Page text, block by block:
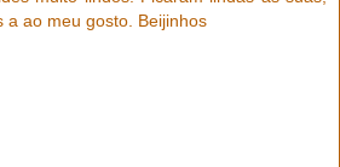
a ao meu gosto. Beijinhos